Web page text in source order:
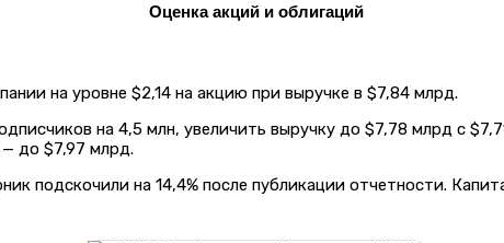
Оценка акций и облигаций
на уровне $2,14 на акцию при выручке в $7,84 млрд.
на 4,5 млн, увеличить выручку до $7,78 млрд с
— до $7,97 млрд.
подскочили на 14,4% после публикации отчетности.